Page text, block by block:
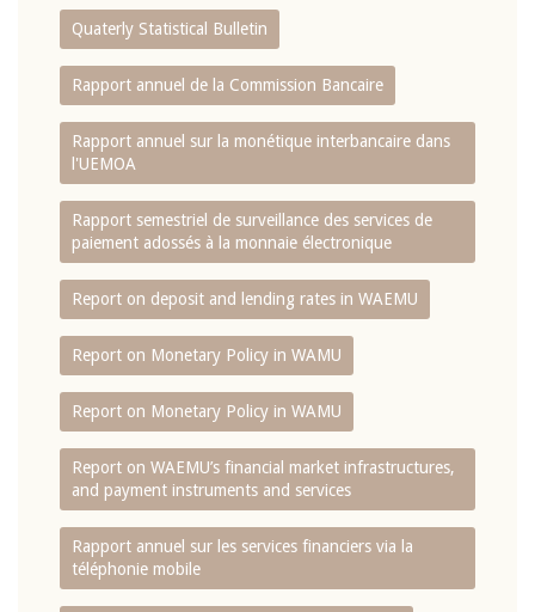
Quaterly Statistical Bulletin
Rapport annuel de la Commission Bancaire
Rapport annuel sur la monétique interbancaire dans
l'UEMOA
Rapport semestriel de surveillance des services de
paiement adossés à la monnaie électronique
Report on deposit and lending rates in WAEMU
Report on Monetary Policy in WAMU
Report on Monetary Policy in WAMU
Report on WAEMU’s financial market infrastructures,
and payment instruments and services
Rapport annuel sur les services financiers via la
téléphonie mobile